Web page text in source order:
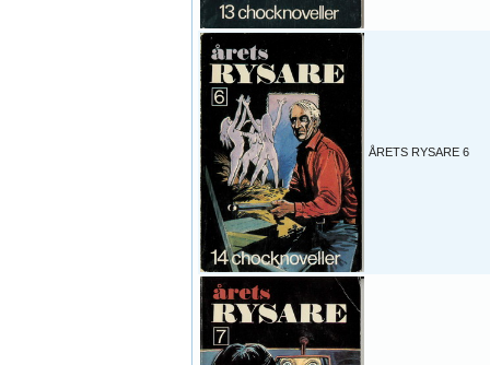
ÅRETS RYSARE 6